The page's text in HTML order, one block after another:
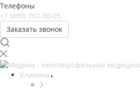
Телефоны
+7 (499) 702-00-05
Заказать звонок
Клиника